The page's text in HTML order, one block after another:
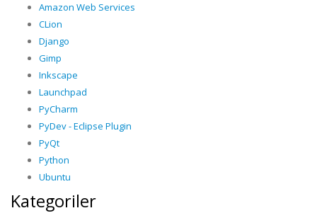
Amazon Web Services
CLion
Django
Gimp
Inkscape
Launchpad
PyCharm
PyDev - Eclipse Plugin
PyQt
Python
Ubuntu
Kategoriler